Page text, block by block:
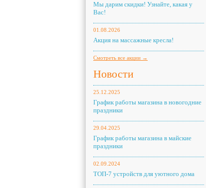
Мы дарим скидки! Узнайте, какая у
Вас!
01.08.2026
Акция на массажные кресла!
Смотреть все акции →
Новости
25.12.2025
График работы магазина в новогодние
праздники
29.04.2025
График работы магазина в майские
праздники
02.09.2024
ТОП-7 устройств для уютного дома